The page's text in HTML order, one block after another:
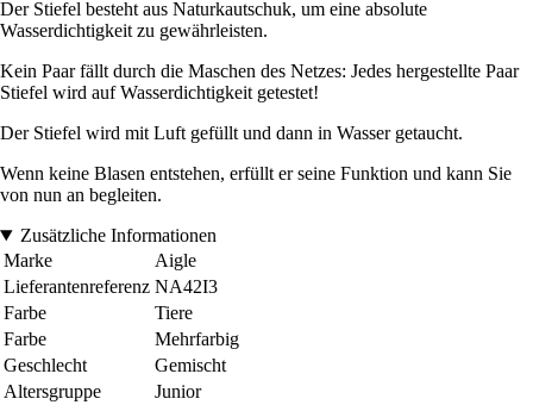
Der Stiefel besteht aus Naturkautschuk, um eine absolute
Wasserdichtigkeit zu gewährleisten.
Kein Paar fällt durch die Maschen des Netzes: Jedes hergestellte Paar
Stiefel wird auf Wasserdichtigkeit getestet!
Der Stiefel wird mit Luft gefüllt und dann in Wasser getaucht.
Wenn keine Blasen entstehen, erfüllt er seine Funktion und kann Sie
von nun an begleiten.
Zusätzliche Informationen
Marke
Aigle
Lieferantenreferenz NA42I3
Farbe
Tiere
Farbe
Mehrfarbig
Geschlecht
Gemischt
Altersgruppe
Junior